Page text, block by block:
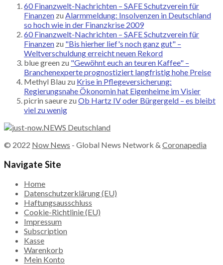
60 Finanzwelt-Nachrichten – SAFE Schutzverein für
Finanzen zu Alarmmeldung: Insolvenzen in Deutschland
so hoch wie in der Finanzkrise 2009
60 Finanzwelt-Nachrichten – SAFE Schutzverein für
Finanzen zu "Bis hierher lief's noch ganz gut" –
Weltverschuldung erreicht neuen Rekord
blue green zu "Gewöhnt euch an teuren Kaffee" –
Branchenexperte prognostiziert langfristig hohe Preise
Methyl Blau zu Krise in Pflegeversicherung:
Regierungsnahe Ökonomin hat Eigenheime im Visier
picrin saeure zu Ob Hartz IV oder Bürgergeld – es bleibt
viel zu wenig
© 2022 Now News - Global News Network & Coronapedia
Navigate Site
Home
Datenschutzerklärung (EU)
Haftungsausschluss
Cookie-Richtlinie (EU)
Impressum
Subscription
Kasse
Warenkorb
Mein Konto